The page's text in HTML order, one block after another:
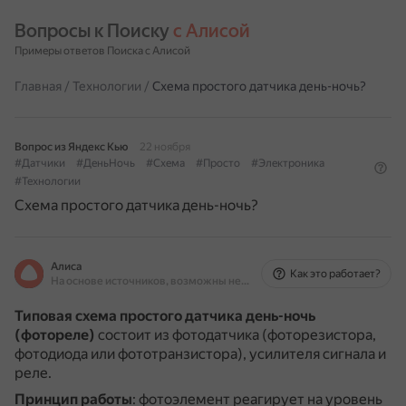
Вопросы к Поиску с Алисой
Примеры ответов Поиска с Алисой
Главная / Технологии / Схема простого датчика день-ночь?
Вопрос из Яндекс Кью
22 ноября
#Датчики
#ДеньНочь #Схема #Просто
#Электроника
#Технологии
Схема простого датчика день-ночь?
Алиса
На основе источников, возможны неточности
Как это работает?
Типовая схема простого датчика день-ночь
(фотореле) состоит из фотодатчика (фоторезистора,
фотодиода или фототранзистора), усилителя сигнала и
реле.
Принцип работы: фотоэлемент реагирует на уровень